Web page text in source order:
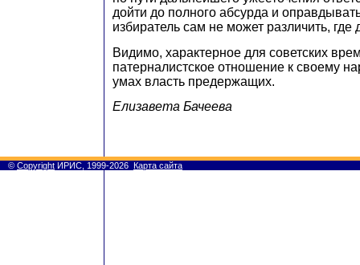
дойти до полного абсурда и
избиратель сам не может различить, где
Видимо, характерное для советских
патерналистское отношение к своему
умах власть предержащих.
Елизавета Бачеева
© Copyright ИРИС, 1999-2026 Карта сайта